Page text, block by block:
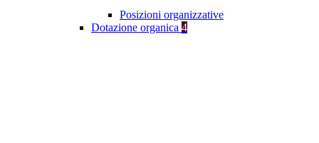
Posizioni organizzative
Dotazione organica 4